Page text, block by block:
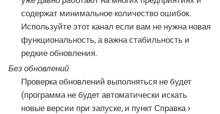
содержат минимальное количество ошибок.
Используйте этот канал если вам не нужна новая
функциональность, а важна стабильность и
редкие обновления.
Без обновлений
Проверка обновлений выполняться не будет
(программа не будет автоматически искать
новые версии при запуске, и пункт Справка